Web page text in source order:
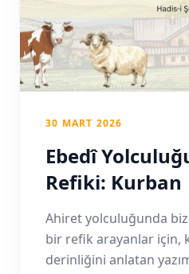
30 MART 2026
Ebedî
Refiki: Kurban
Ahiret yolculuğunda
bir refik arayanlar için,
derinliğini anlatan